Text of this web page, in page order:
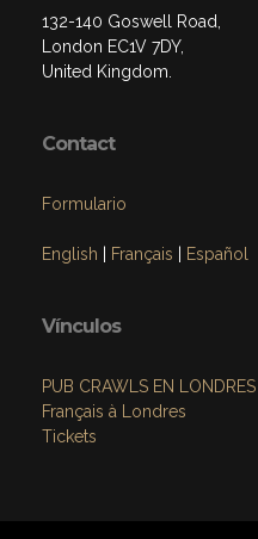
132-140 Goswell Road,
London EC1V 7DY,
United Kingdom.
Contact
Formulario
English Français Español
Vínculos
PUB CRAWLS EN LONDRES
Français à Londres
Tickets